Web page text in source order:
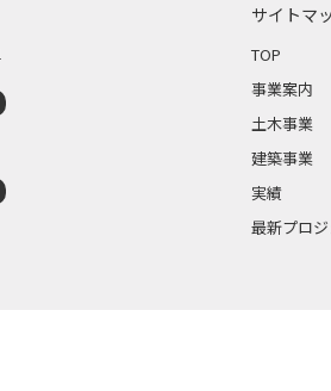
サイトマ
TOP
事業案内
土木事業
建築事業
実績
最新プロ